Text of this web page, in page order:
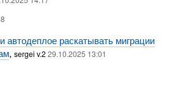
автодеплое раскатывать миграции
,sergei v.229.10.2025 13:01